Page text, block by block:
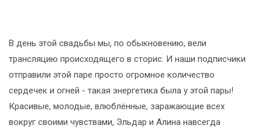
В день этой свадьбы мы, по обыкновению, вели
трансляцию происходящего в сторис. И наши подписчики
отправили этой паре просто огромное количество
сердечек и огней - такая энергетика была у этой пары!
Красивые, молодые, влюблённые, заражающие всех
вокруг своими чувствами, Эльдар и Алина навсегда